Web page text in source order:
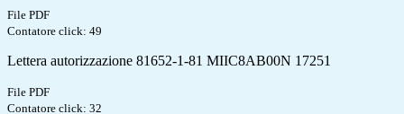
File PDF
Contatore click: 49
Lettera autorizzazione 81652-1-81 MIIC8AB00N 17251
File PDF
Contatore click: 32